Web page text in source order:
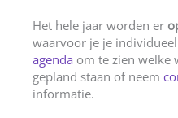
Het hele jaar worden er
waarvoor je je
agenda om te zien welke
gepland staan of neem
informatie.